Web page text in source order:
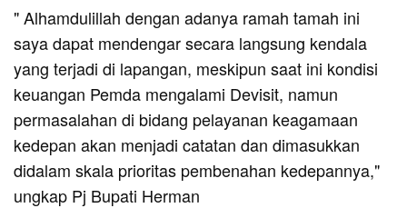
" Alhamdulillah dengan adanya ramah tamah ini
saya dapat mendengar secara langsung kendala
yang terjadi di lapangan, meskipun saat ini kondisi
keuangan Pemda mengalami Devisit, namun
permasalahan di bidang pelayanan keagamaan
kedepan akan menjadi catatan dan dimasukkan
didalam skala prioritas pembenahan kedepannya,"
ungkap Pj Bupati Herman